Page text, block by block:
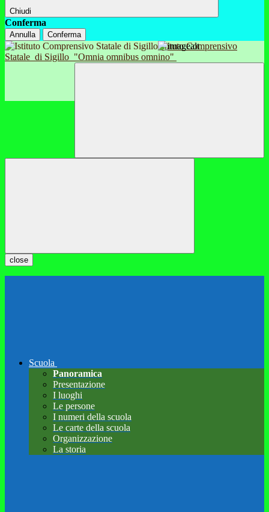
Chiudi
Conferma
Annulla Conferma
Istituto Comprensivo
Statale di Sigillo "Omnia omnibus omnino"
close
Scuola
Panoramica
Presentazione
I luoghi
Le persone
I numeri della scuola
Le carte della scuola
Organizzazione
La storia